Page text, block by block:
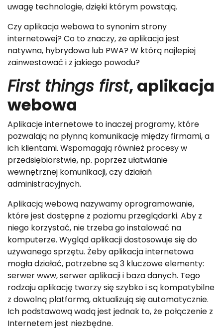
uwagę technologie, dzięki którym powstają.
Czy aplikacja webowa to synonim strony
internetowej? Co to znaczy, że aplikacja jest
natywna, hybrydowa lub PWA? W którą najlepiej
zainwestować i z jakiego powodu?
First things first, aplikacja
webowa
Aplikacje internetowe to inaczej programy, które
pozwalają na płynną komunikację między firmami, a
ich klientami. Wspomagają również procesy w
przedsiębiorstwie, np. poprzez ułatwianie
wewnętrznej komunikacji, czy działań
administracyjnych.
Aplikacją webową nazywamy oprogramowanie,
które jest dostępne z poziomu przeglądarki. Aby z
niego korzystać, nie trzeba go instalować na
komputerze. Wygląd aplikacji dostosowuje się do
używanego sprzętu. Żeby aplikacja internetowa
mogła działać, potrzebne są 3 kluczowe elementy:
serwer www, serwer aplikacji i baza danych. Tego
rodzaju aplikację tworzy się szybko i są kompatybilne
z dowolną platformą, aktualizują się automatycznie.
Ich podstawową wadą jest jednak to, że połączenie z
Internetem jest niezbędne.